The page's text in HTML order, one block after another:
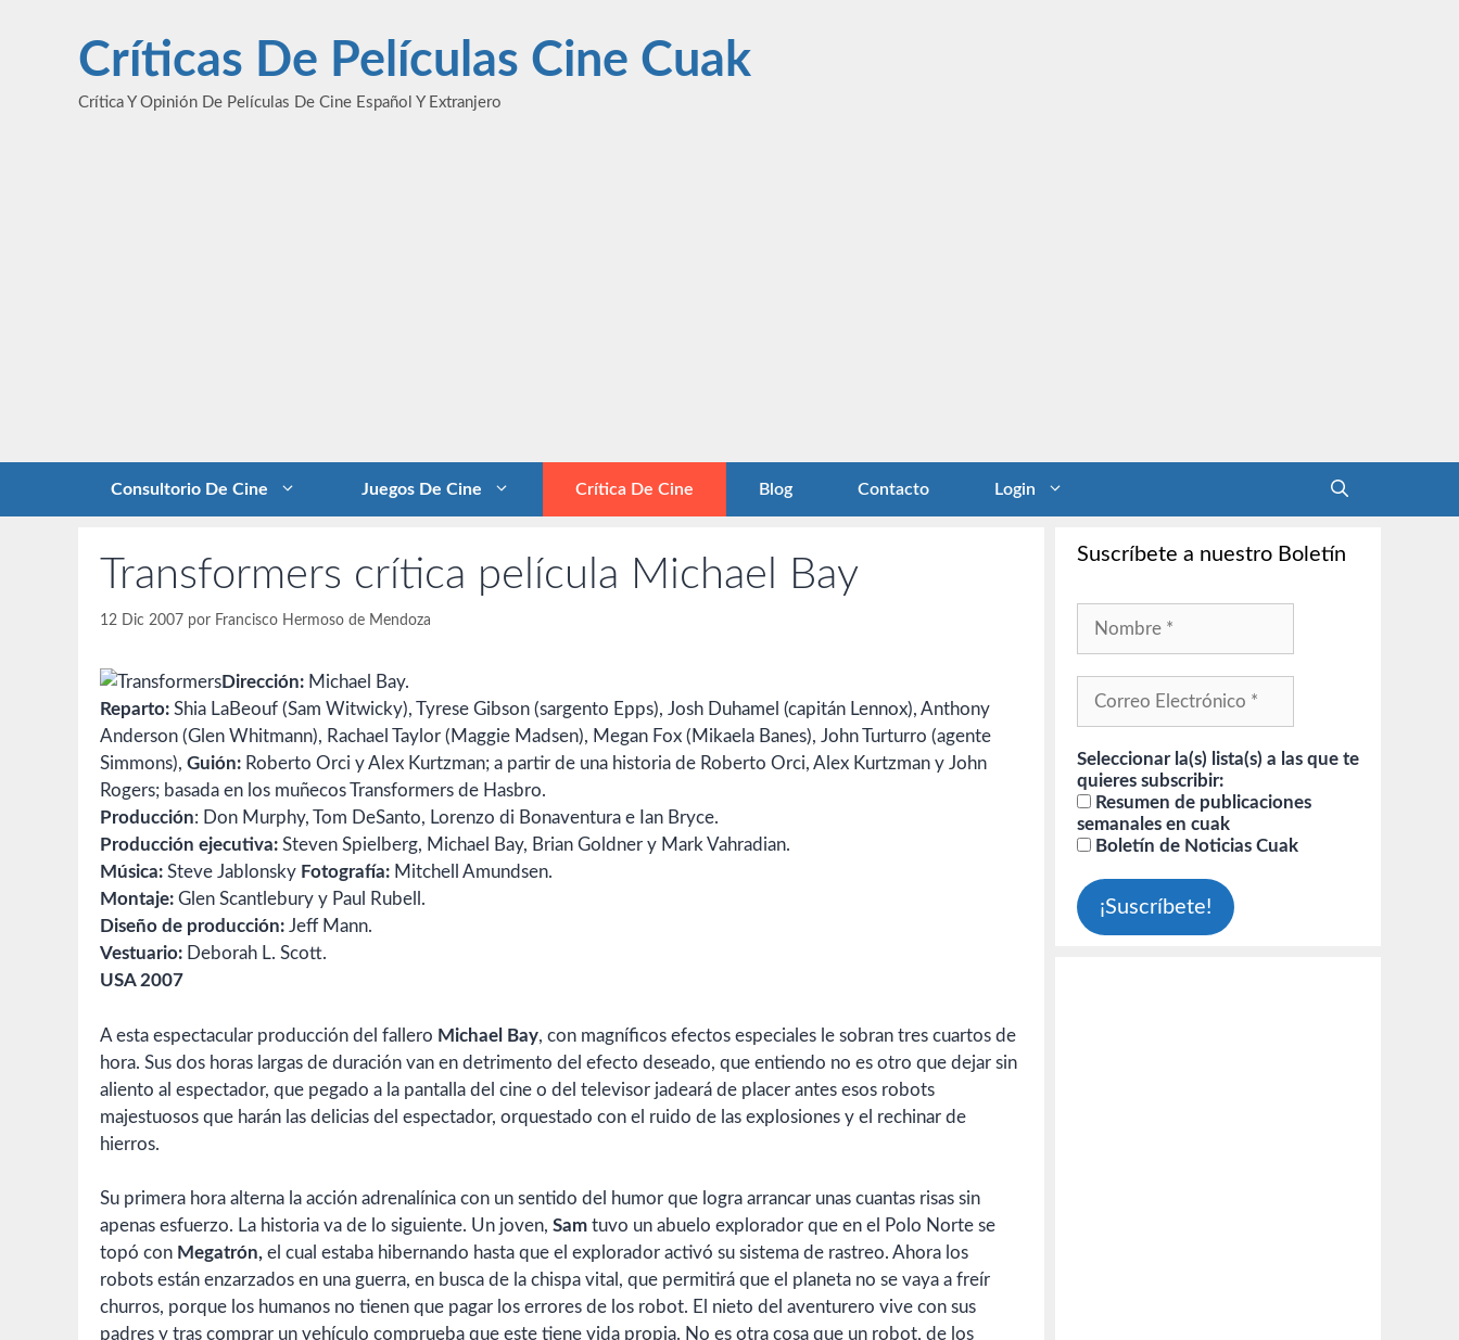
contenidoCríticas De Películas Cine Cuak
Crítica Y Opinión De Películas De Cine Español Y Extranjero
Consultorio De Cine Juegos De Cine Crítica De Cine Blog Contacto Login
Transformers crítica película Michael Bay
12 Dic 2007 por Francisco Hermoso de Mendoza
Dirección: Michael Bay.
Reparto: Shia LaBeouf (Sam Witwicky), Tyrese Gibson (sargento Epps), Josh Duhamel (capitán Lennox), Anthony
Anderson (Glen Whitmann), Rachael Taylor (Maggie Madsen), Megan Fox (Mikaela Banes), John Turturro (agente
Simmons), Guión: Roberto Orci y Alex Kurtzman; a partir de una historia de Roberto Orci, Alex Kurtzman y John
Rogers; basada en los muñecos Transformers de Hasbro.
Producción: Don Murphy, Tom DeSanto, Lorenzo di Bonaventura e Ian Bryce.
Producción ejecutiva: Steven Spielberg, Michael Bay, Brian Goldner y Mark Vahradian.
Música: Steve Jablonsky Fotografía: Mitchell Amundsen.
Montaje: Glen Scantlebury y Paul Rubell.
Diseño de producción: Jeff Mann.
Vestuario: Deborah L. Scott.
USA 2007
A esta espectacular producción del fallero Michael Bay, con magníficos efectos especiales le sobran tres cuartos de
hora. Sus dos horas largas de duración van en detrimento del efecto deseado, que entiendo no es otro que dejar sin
aliento al espectador, que pegado a la pantalla del cine o del televisor jadeará de placer antes esos robots
majestuosos que harán las delicias del espectador, orquestado con el ruido de las explosiones y el rechinar de
hierros.
Su primera hora alterna la acción adrenalínica con un sentido del humor que logra arrancar unas cuantas risas sin
apenas esfuerzo. La historia va de lo siguiente. Un joven, Sam tuvo un abuelo explorador que en el Polo Norte se
topó con Megatrón, el cual estaba hibernando hasta que el explorador activó su sistema de rastreo. Ahora los
robots están enzarzados en una guerra, en busca de la chispa vital, que permitirá que el planeta no se vaya a freír
churros, porque los humanos no tienen que pagar los errores de los robot. El nieto del aventurero vive con sus
padres y tras comprar un vehículo comprueba que este tiene vida propia. No es otra cosa que un robot, de los
Suscríbete a nuestro Boletín
Seleccionar la(s) lista(s) a las que te
quieres subscribir:
Resumen de publicaciones
semanales en cuak
Boletín de Noticias Cuak